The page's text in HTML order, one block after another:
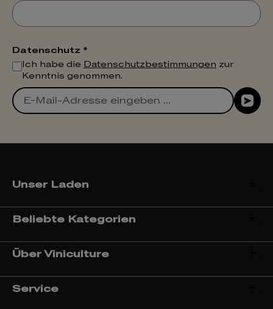
Datenschutz *
Ich habe die Datenschutzbestimmungen zur
Kenntnis genommen.
Unser Laden
Beliebte Kategorien
Über Viniculture
Service